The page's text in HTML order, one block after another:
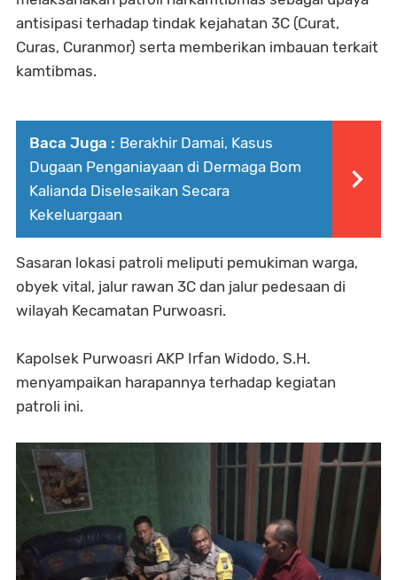
antisipasi terhadap tindak kejahatan 3C (Curat,
Curas, Curanmor) serta memberikan imbauan terkait
kamtibmas.
Baca Juga : Berakhir Damai, Kasus
Dugaan Penganiayaan di Dermaga Bom
Kalianda Diselesaikan Secara
Kekeluargaan
Sasaran lokasi patroli meliputi pemukiman warga,
obyek vital, jalur rawan 3C dan jalur pedesaan di
wilayah Kecamatan Purwoasri.
Kapolsek Purwoasri AKP Irfan Widodo, S.H.
menyampaikan harapannya terhadap kegiatan
patroli ini.